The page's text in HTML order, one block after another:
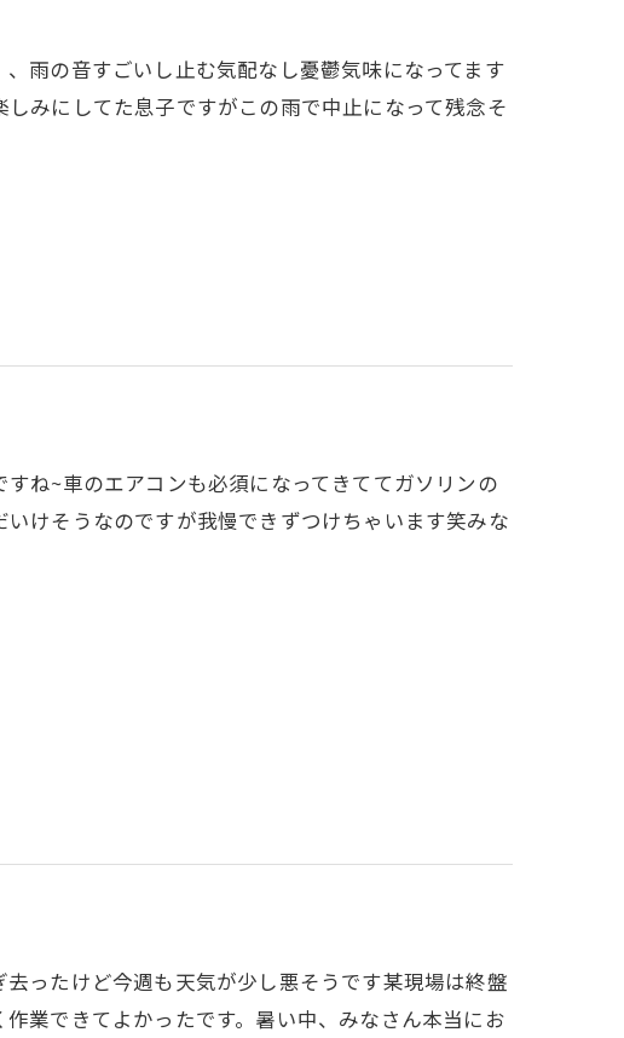
雨の音すごいし止む気配なし憂鬱気味になってます
みにしてた息子ですがこの雨で中止になって残念そ
ね~車のエアコンも必須になってきててガソリンの
けそうなのですが我慢できずつけちゃいます笑みな
ったけど今週も天気が少し悪そうです某現場は終盤
業できてよかったです。暑い中、みなさん本当にお